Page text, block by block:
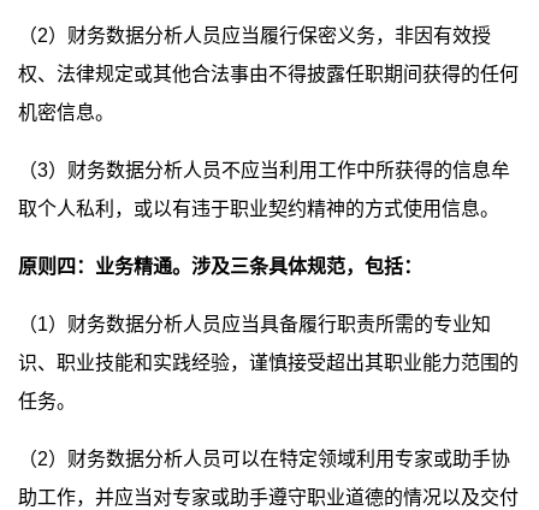
（2）财务数据分析人员应当履行保密义务，非因有效授
权、法律规定或其他合法事由不得披露任职期间获得的任何
机密信息。
（3）财务数据分析人员不应当利用工作中所获得的信息牟
取个人私利，或以有违于职业契约精神的方式使用信息。
原则四：业务精通。涉及三条具体规范，包括：
（1）财务数据分析人员应当具备履行职责所需的专业知
识、职业技能和实践经验，谨慎接受超出其职业能力范围的
任务。
（2）财务数据分析人员可以在特定领域利用专家或助手协
助工作，并应当对专家或助手遵守职业道德的情况以及交付